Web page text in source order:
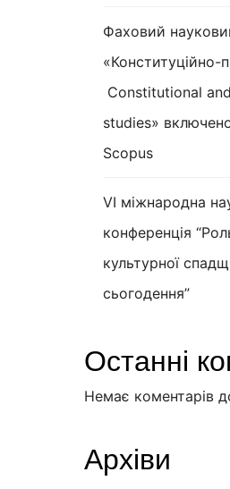
Фаховий
«Конституційно-
Constitutional
studies»
Scopus
VI міжнародна
конференція
культурної
сьогодення”
Останні
Немає коментарів
Архіви